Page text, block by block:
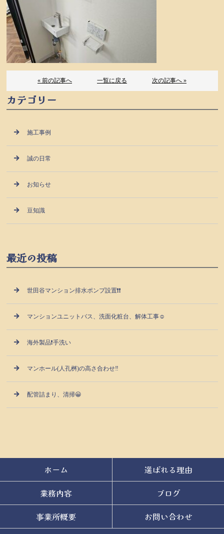
« 前の記事へ 一覧に戻る 次の記事へ »
カテゴリー
施工事例
誠の日常
お知らせ
豆知識
最近の投稿
世田谷マンション排水ポンプ設置❗❗
マンションユニットバス、洗面化粧台、解体工事☺
海外製品❗手洗い
マンホール(人孔桝)の高さ合わせ‼️
配管詰まり、清掃😀
ホーム
選ばれる理由
業務内容
ブログ
事業所概要
お問い合わせ